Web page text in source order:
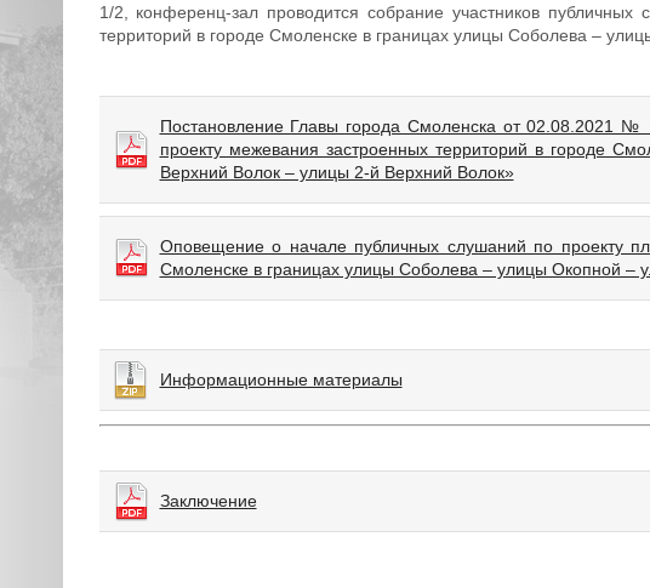
1/2, конференц-зал проводится собрание участников
территорий в городе Смоленске в границах улицы Соболева –
Постановление Главы города Смоленска от 02.08.2021
проекту межевания застроенных территорий в городе
Верхний Волок – улицы 2-й Верхний Волок»
Оповещение о начале публичных слушаний по проекту
Смоленске в границах улицы Соболева – улицы Окопной –
Информационные материалы
Заключение